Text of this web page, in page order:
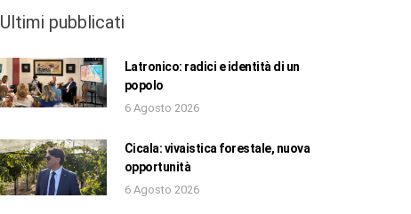
Ultimi pubblicati
Latronico: radici e identità di un
popolo
6 Agosto 2026
Cicala: vivaistica forestale, nuova
opportunità
6 Agosto 2026